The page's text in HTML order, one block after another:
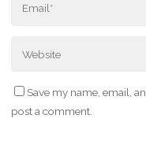
Save my name, email,
post a comment.